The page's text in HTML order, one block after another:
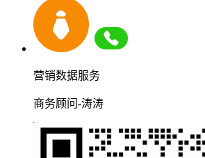
营销数据服务
商务顾问-涛涛